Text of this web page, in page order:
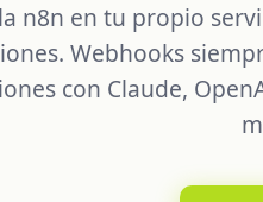
n8n en tu propio
Webhooks
con Claude,